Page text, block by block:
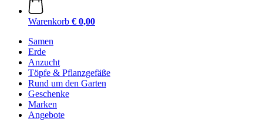
Warenkorb € 0,00
Samen
Erde
Anzucht
Töpfe & Pflanzgefäße
Rund um den Garten
Geschenke
Marken
Angebote